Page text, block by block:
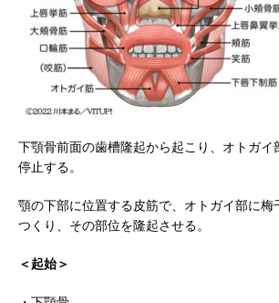
下顎骨前面の歯槽隆起から起こり、オトガイ
停止する。
顎の下部に位置する皮筋で、オトガイ部に梅
つくり、その部位を隆起させる。
＜起始＞